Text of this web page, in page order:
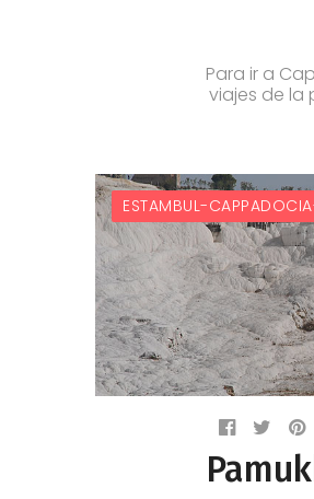
Para ir a
viajes de la
ESTAMBUL-